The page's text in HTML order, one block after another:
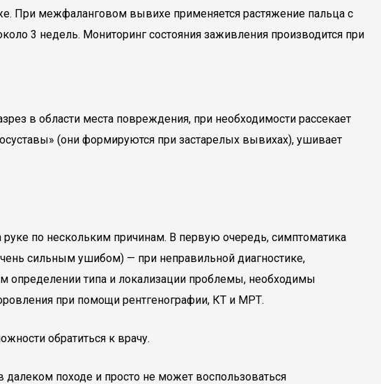
При межфаланговом вывихе применяется растяжение пальца с
3 недель. Мониторинг состояния заживления производится при
в области места повреждения, при необходимости рассекает
(они формируются при застарелых вывихах), ушивает
по нескольким причинам. В первую очередь, симптоматика
сильным ушибом) — при неправильной диагностике,
определении типа и локализации проблемы, необходимы
при помощи рентгенографии, КТ и МРТ.
обратиться к врачу.
походе и просто не может воспользоваться